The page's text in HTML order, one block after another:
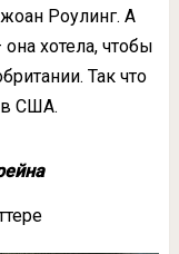
Роулинг. А
хотела, чтобы
Так что
в США.